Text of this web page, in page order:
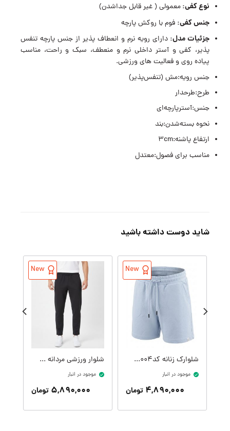
نوع کفی:معمولی ( غیر قابل جداشدن)
جنس کفی: فوم با روکش پارچه
جزئیات مدل: دارای رویه نرم و انعطاف پذیر از جنس پارچه تنفس
پذیر، کفی و آستر داخلی نرم و منعطف، سبک و راحت، مناسب
پیاده روی و فعالیت های ورزشی.
جنس رویه:مش (تنفس‌پذیر)
طرح:طرحدار
جنس:آسترپارچه‌ای
نحوه بسته‌شدن:بند
ارتفاع پاشنه:3cm
مناسب برای فصول:معتدل
شاید دوست داشته باشید
New
شلوارک زنانه کدW09410-004
موجود در انبار
۴,۸۹۰,۰۰۰ تومان
New
شلوار ورزشی مردانه کدM09407-001
موجود در انبار
۵,۸۹۰,۰۰۰ تومان